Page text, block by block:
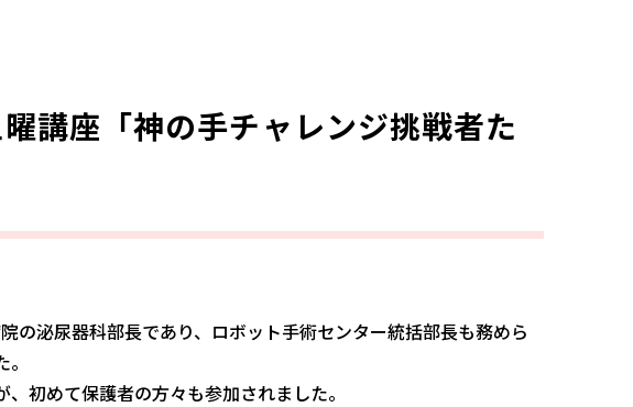
講座「神の手チャレンジ挑戦者た
の泌尿器科部長であり、ロボット手術センター統括部長も務めら
初めて保護者の方々も参加されました。